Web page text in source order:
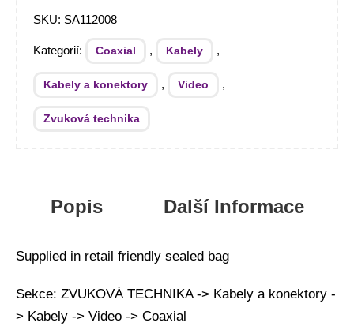
SKU: SA112008
Kategorií: Coaxial , Kabely ,
Kabely a konektory , Video ,
Zvuková technika
Popis Další Informace
Supplied in retail friendly sealed bag
Sekce: ZVUKOVÁ TECHNIKA -> Kabely a konektory -
> Kabely -> Video -> Coaxial